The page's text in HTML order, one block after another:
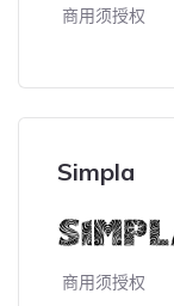
商用须授权
Simpla
商用须授权